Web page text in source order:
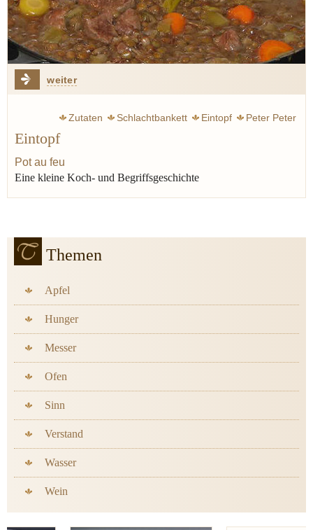
weiter
Zutaten Schlachtbankett Eintopf
Peter Peter
Jünger Ernst
Linsen
Speck
Wurst Fleisch Cassoulet
Eintopf
Pot au feu
Eine kleine Koch- und Begriffsgeschichte
Themen
Apfel
Hunger
Messer
Ofen
Sinn
Verstand
Wasser
Wein